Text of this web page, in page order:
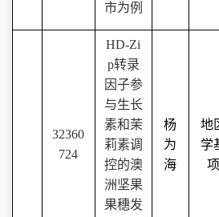
市为例
32360
724
HD-Zi
p转录
因子参
与生长
素和茉
莉素调
控的澳
洲坚果
果穗发
杨
为
海
地
学